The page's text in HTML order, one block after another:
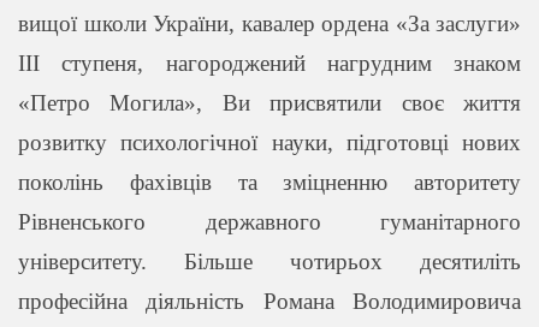
вищої школи України, кавалер ордена «За заслуги»
III ступеня, нагороджений нагрудним знаком
«Петро Могила», Ви присвятили своє життя
розвитку психологічної науки, підготовці нових
поколінь фахівців та зміцненню авторитету
Рівненського державного гуманітарного
університету. Більше чотирьох десятиліть
професійна діяльність Романа Володимировича